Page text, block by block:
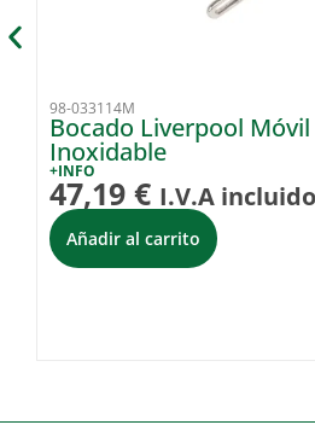
98-033114M
Bocado Liverpool
Inoxidable
+INFO
47,19 € I.V.A incluido
Añadir al carrito